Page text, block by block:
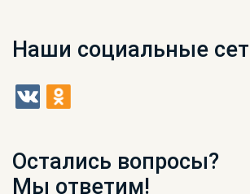
Наши социальные
Остались вопросы?
Мы ответим!